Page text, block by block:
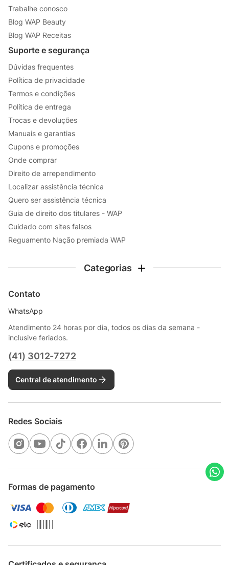
Trabalhe conosco
Blog WAP Beauty
Blog WAP Receitas
Suporte e segurança
Dúvidas frequentes
Política de privacidade
Termos e condições
Política de entrega
Trocas e devoluções
Manuais e garantias
Cupons e promoções
Onde comprar
Direito de arrependimento
Localizar assistência técnica
Quero ser assistência técnica
Guia de direito dos titulares - WAP
Cuidado com sites falsos
Reguamento Nação premiada WAP
Categorias
Contato
WhatsApp
Atendimento 24 horas por dia, todos os dias da semana -
inclusive feriados.
(41) 3012-7272
Central de atendimento
Redes Sociais
Formas de pagamento